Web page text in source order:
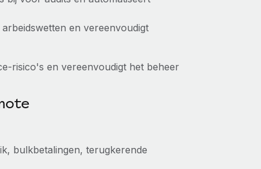
en vereenvoudigt
risico's en vereenvoudigt het beheer
bulkbetalingen, terugkerende